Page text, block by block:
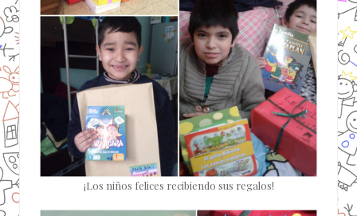
¡Los niños felices recibiendo sus regalos!